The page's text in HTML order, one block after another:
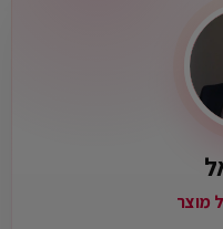
מוצר